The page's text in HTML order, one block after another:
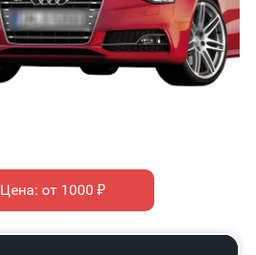
Цена: от 1000 ₽